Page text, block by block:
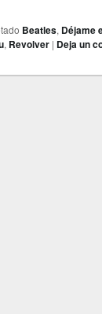
Beatles, Déjame
, Revolver | Deja un